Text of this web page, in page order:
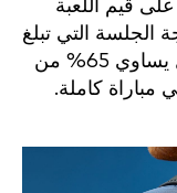
قيم اللعبة
الجلسة التي تبلغ
65 في الحصة التدريبية إلى أن الحمل يساوي 65% من
مباراة كاملة.